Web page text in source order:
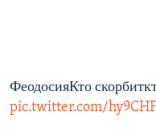
ФеодосияКто
pic.twitter.com/